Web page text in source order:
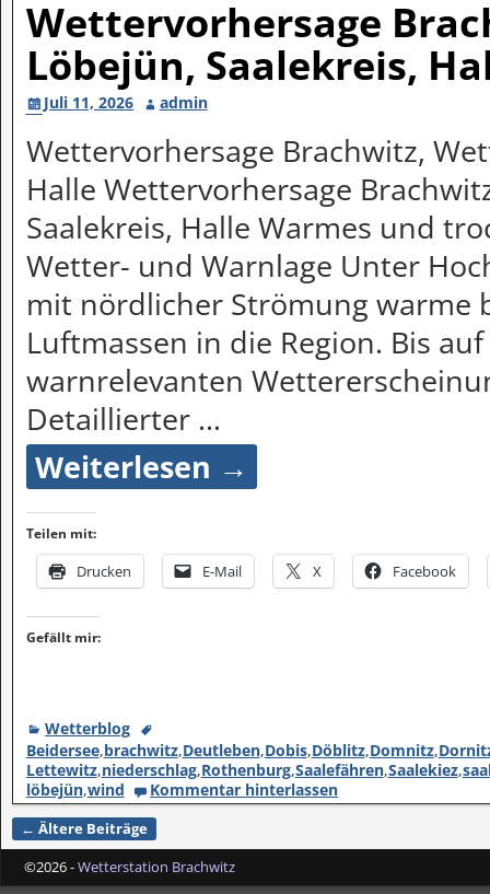
Wettervorhersage
Löbejün, Saalekreis,
Juli 11, 2026 admin
Wettervorhersage Brachwitz,
Halle Wettervorhersage
Saalekreis, Halle Warmes und
Wetter- und Warnlage Unter
mit nördlicher Strömung warme
Luftmassen in die Region. Bis
warnrelevanten
Detaillierter …
Weiterlesen →
Teilen mit:
Drucken E-Mail X Facebook
Gefällt mir:
Wetterblog
Beidersee,brachwitz,Deutleben,Dobis,Döblitz,Domnitz,
Lettewitz,niederschlag,Rothenburg,Saalefähren,Saalekiez,
löbejün,wind Kommentar hinterlassen
Artikelnavigation
← Ältere Beiträge
©2026 -Wetterstation Brachwitz